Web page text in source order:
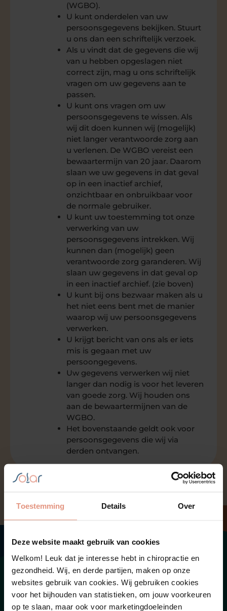
Toestemming Details Over
Deze website maakt gebruik van cookies
Welkom! Leuk dat je interesse hebt in chiropractie en
gezondheid. Wij, en derde partijen, maken op onze
websites gebruik van cookies. Wij gebruiken cookies
voor het bijhouden van statistieken, om jouw voorkeuren
op te slaan, maar ook voor marketingdoeleinden
(WGBO).
U kunt onderdelen van uw
persoonsgegevens bekijken. Stuurt
u ons dan een schriftelijk verzoek.
Als u vindt dat de gegevens die wij
van u hebben opgeslagen niet
correct zijn, mag u ons schriftelijk
vragen om uw gegevens aan te
passen.
U kunt ons vragen om uw
persoonsgegevens te wissen. Als
wij dit doen kunnen wij (mogelijk)
niet langer verantwoorde zorg aan
u verlenen. De WGBO vereist een
bewaartermijn van 20 jaar. Daarom
slaan we uw gegevens in dat geval
op in een inactief archief,
onzichtbaar en onbruikbaar voor
de normale gebruiker.
U kunt uw toestemming tot onze
verwerking van uw
persoonsgegevens intrekken. Wij
kunnen dan (mogelijk) geen
verantwoorde zorg garanderen. Wij
slaan uw gegevens in dat geval op
in een inactief archief. (zie boven)
U kunt bij ons bezwaar maken als u
het niet eens bent met de manier
waarop wij uw persoonsgegevens
verwerken.
U krijgt bericht van ons als er iets
mis is gegaan met uw
persoongegevens.
Uw gegevens verwerken wij niet
langer dan nodig is voor het leveren
van goede zorg. Wij houden ons
aan de bewaartermijnen van de
WGBO.
Het bovenstaande geldt ook voor
persoonsgegevens die wij via
derden ontvangen.
Menu
Home Contact